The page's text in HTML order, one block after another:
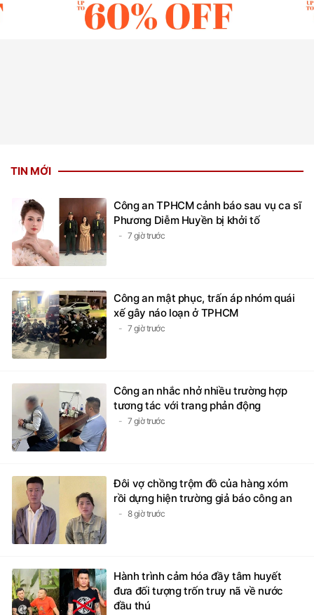
TIN MỚI
Công an TPHCM cảnh báo sau vụ ca sĩ
Phương Diễm Huyền bị khởi tố
7 giờ trước
Công an mật phục, trấn áp nhóm quái
xế gây náo loạn ở TPHCM
7 giờ trước
Công an nhắc nhở nhiều trường hợp
tương tác với trang phản động
7 giờ trước
Đôi vợ chồng trộm đồ của hàng xóm
rồi dựng hiện trường giả báo công an
8 giờ trước
Hành trình cảm hóa đầy tâm huyết
đưa đối tượng trốn truy nã về nước
đầu thú